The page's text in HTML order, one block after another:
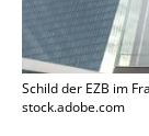
Schild der EZB im
stock.adobe.com